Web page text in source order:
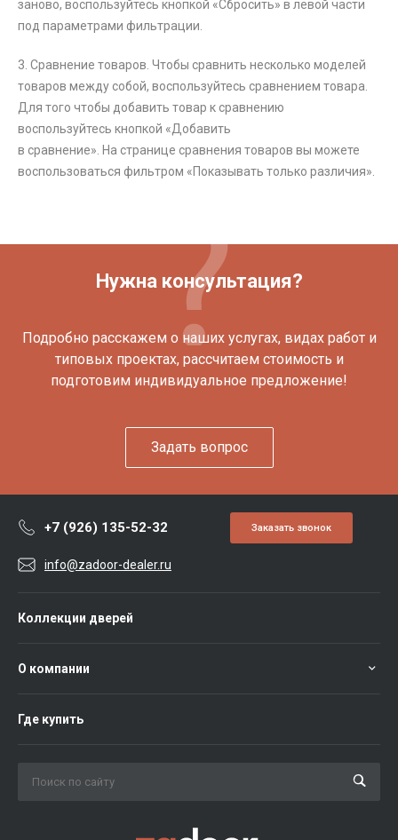
заново, воспользуйтесь кнопкой «Сбросить» в левой части
под параметрами фильтрации.
3. Сравнение товаров. Чтобы сравнить несколько моделей
товаров между собой, воспользуйтесь сравнением товара.
Для того чтобы добавить товар к сравнению
воспользуйтесь кнопкой «Добавить
в сравнение». На странице сравнения товаров вы можете
воспользоваться фильтром «Показывать только различия».
Нужна консультация?
Подробно расскажем о наших услугах, видах работ и
типовых проектах, рассчитаем стоимость и
подготовим индивидуальное предложение!
Задать вопрос
+7 (926) 135-52-32 Заказать звонок
info@zadoor-dealer.ru
Коллекции дверей
О компании
Где купить